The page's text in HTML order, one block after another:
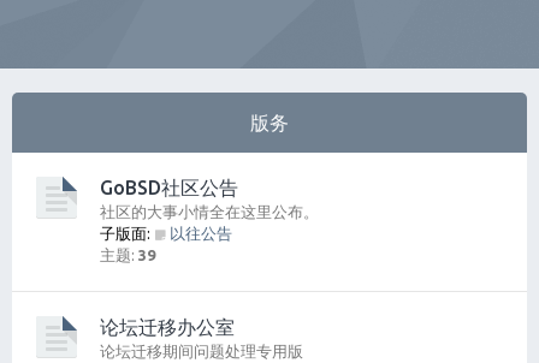
版务
GoBSD社区公告
社区的大事小情全在这里公布。
子版面:
以往公告
主题: 39
论坛迁移办公室
论坛迁移期间问题处理专用版